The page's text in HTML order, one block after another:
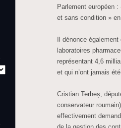
Parlement européen
et sans condition » en
Il dénonce
laboratoires
représentant 4,6
et qui n’ont jamais
Cristian Terheș,
conservateur
effectivement